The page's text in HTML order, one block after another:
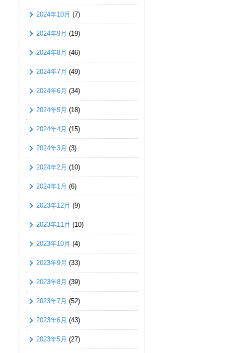
2024年10月 (7)
2024年9月 (19)
2024年8月 (46)
2024年7月 (49)
2024年6月 (34)
2024年5月 (18)
2024年4月 (15)
2024年3月 (3)
2024年2月 (10)
2024年1月 (6)
2023年12月 (9)
2023年11月 (10)
2023年10月 (4)
2023年9月 (33)
2023年8月 (39)
2023年7月 (52)
2023年6月 (43)
2023年5月 (27)